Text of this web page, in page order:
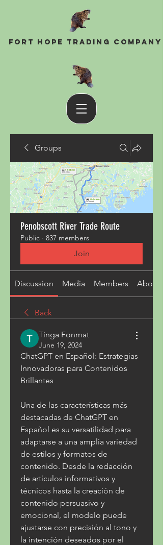
Fort Hope Trading Company
Groups
Penobscott River Trade Route
Public · 837 members
Join
Discussion Media Members About
Back
Tinga Fonmat
June 19, 2024
ChatGPT en Español: Estrategias
Innovadoras para Contenidos
Brillantes
Una de las características más
destacadas de ChatGPT en
Español es su versatilidad para
adaptarse a una amplia variedad
de estilos y formatos de
contenido. Desde la redacción
de artículos informativos y
técnicos hasta la creación de
contenido persuasivo y
emocional, el modelo puede
ajustarse con precisión al tono y
la intención deseados por el